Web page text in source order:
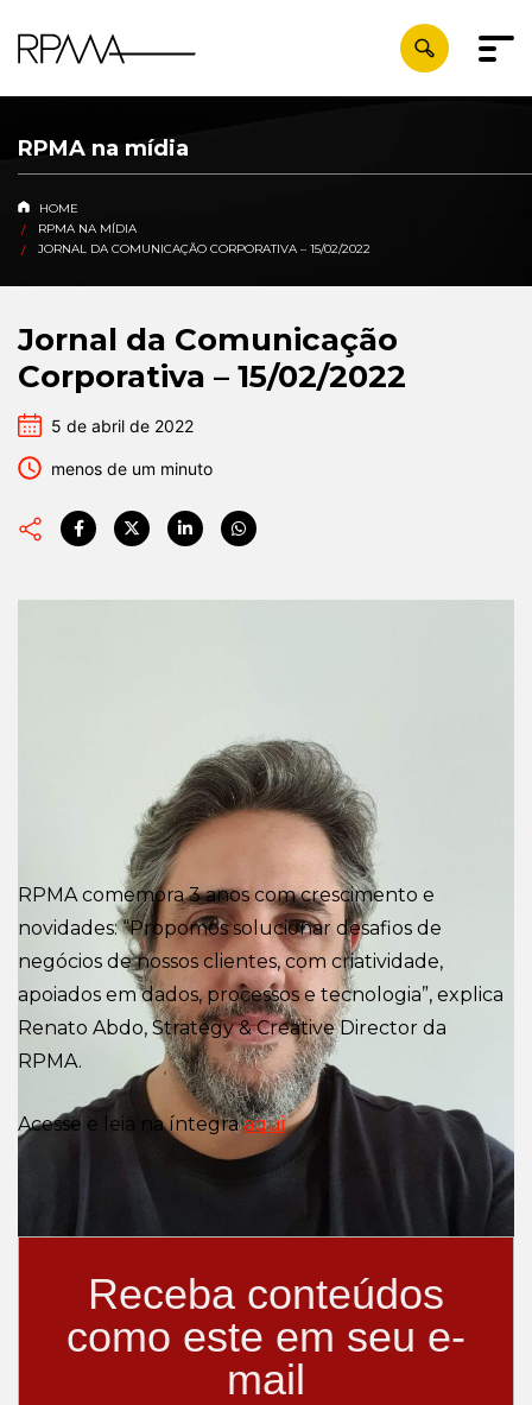
RPMA na mídia
HOME
RPMA NA MÍDIA
JORNAL DA COMUNICAÇÃO CORPORATIVA – 15/02/2022
Jornal da Comunicação
Corporativa – 15/02/2022
5 de abril de 2022
menos de um minuto
RPMA comemora 3 anos com crescimento e
novidades: “Propomos solucionar desafios de
negócios de nossos clientes, com criatividade,
apoiados em dados, processos e tecnologia”, explica
Renato Abdo, Strategy & Creative Director da
RPMA.
Acesse e leia na íntegraaqui
Receba conteúdos
como este em seu e-
mail